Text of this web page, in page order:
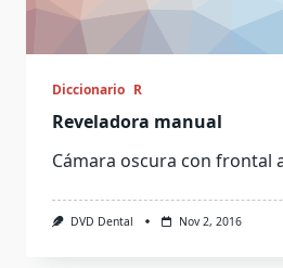
Diccionario R
Reveladora manual
Cámara oscura con frontal
DVD Dental Nov 2, 2016